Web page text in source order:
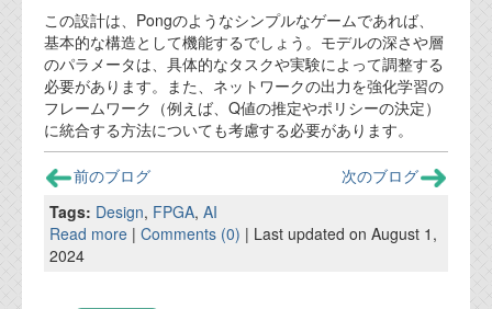
この設計は、Pongのようなシンプルなゲームであれば、
基本的な構造として機能するでしょう。モデルの深さや層
のパラメータは、具体的なタスクや実験によって調整する
必要があります。また、ネットワークの出力を強化学習の
フレームワーク（例えば、Q値の推定やポリシーの決定）
に統合する方法についても考慮する必要があります。
前のブログ
次のブログ
Tags: Design, FPGA, AI
Read more | Comments (0) | Last updated on August 1,
2024